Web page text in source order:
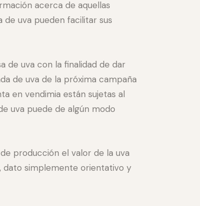
acerca de aquellas
de uva pueden facilitar sus
de uva con la finalidad de dar
de uva de la próxima campaña
en vendimia están sujetas al
uva puede de algún modo
producción el valor de la uva
dato simplemente orientativo y